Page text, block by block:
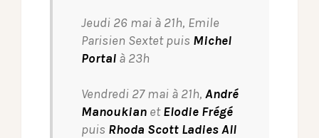
Jeudi 26 mai à 21h, Emile
Parisien Sextetpuis Michel
Portal à 23h
Vendredi 27 mai à 21h, André
Manoukian etElodie Frégé
puis Rhoda Scott Ladies All